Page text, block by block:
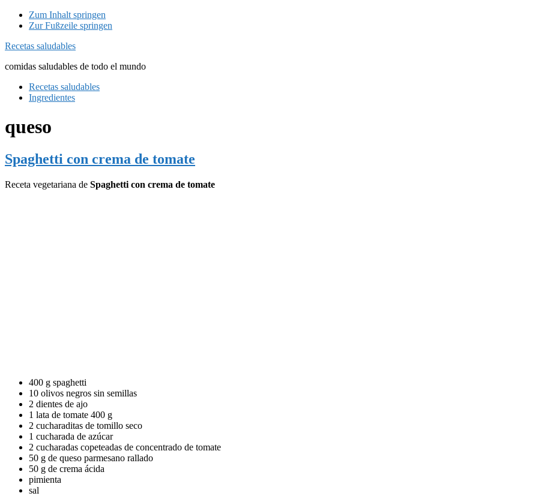
Zum Inhalt springen
Zur Fußzeile springen
Recetas saludables
comidas saludables de todo el mundo
Recetas saludables
Ingredientes
queso
Spaghetti con crema de tomate
Receta vegetariana de Spaghetti con crema de tomate
400 g spaghetti
10 olivos negros sin semillas
2 dientes de ajo
1 lata de tomate 400 g
2 cucharaditas de tomillo seco
1 cucharada de azúcar
2 cucharadas copeteadas de concentrado de tomate
50 g de queso parmesano rallado
50 g de crema ácida
pimienta
sal